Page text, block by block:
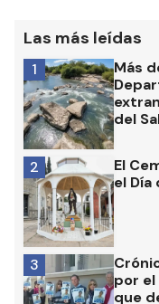
Las más leídas
Más
del
1
El
el Día
2
por
que
3